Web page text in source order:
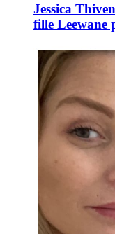
Jessica
fille Leewane